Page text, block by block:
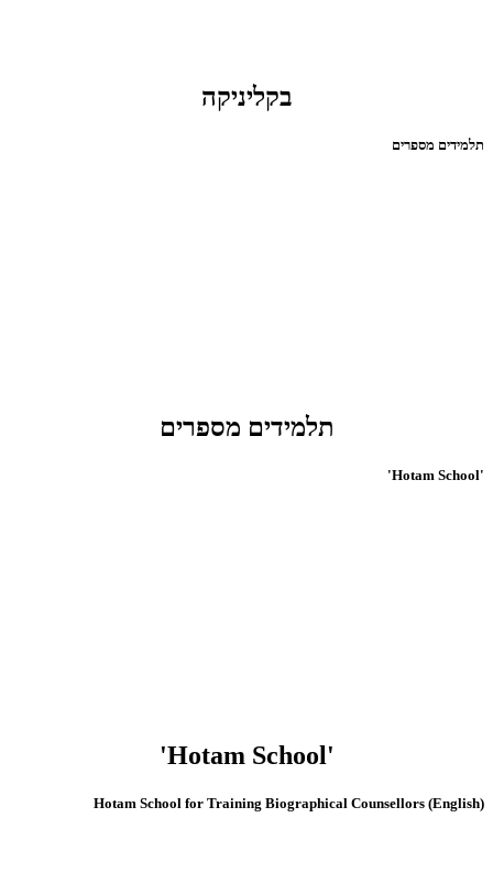
בקליניקה
תלמידים מספרים
תלמידים מספרים
'Hotam School'
'Hotam School'
(English) Hotam School for Training Biographical Counsellors